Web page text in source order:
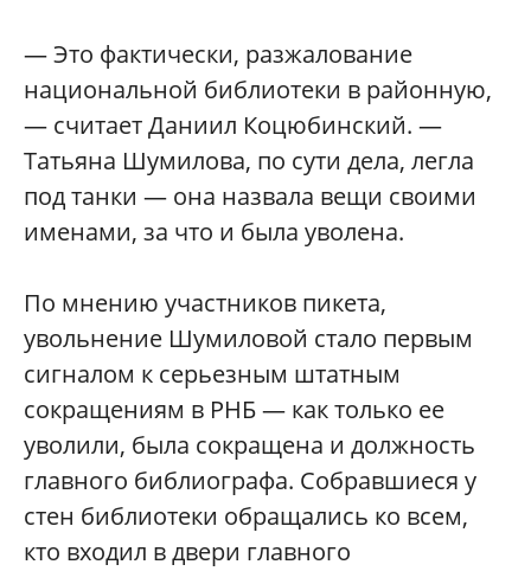
— Это фактически, разжалование
национальной библиотеки в районную,
— считает Даниил Коцюбинский. —
Татьяна Шумилова, по сути дела, легла
под танки — она назвала вещи своими
именами, за что и была уволена.
По мнению участников пикета,
увольнение Шумиловой стало первым
сигналом к серьезным штатным
сокращениям в РНБ — как только ее
уволили, была сокращена и должность
главного библиографа. Собравшиеся у
стен библиотеки обращались ко всем,
кто входил в двери главного